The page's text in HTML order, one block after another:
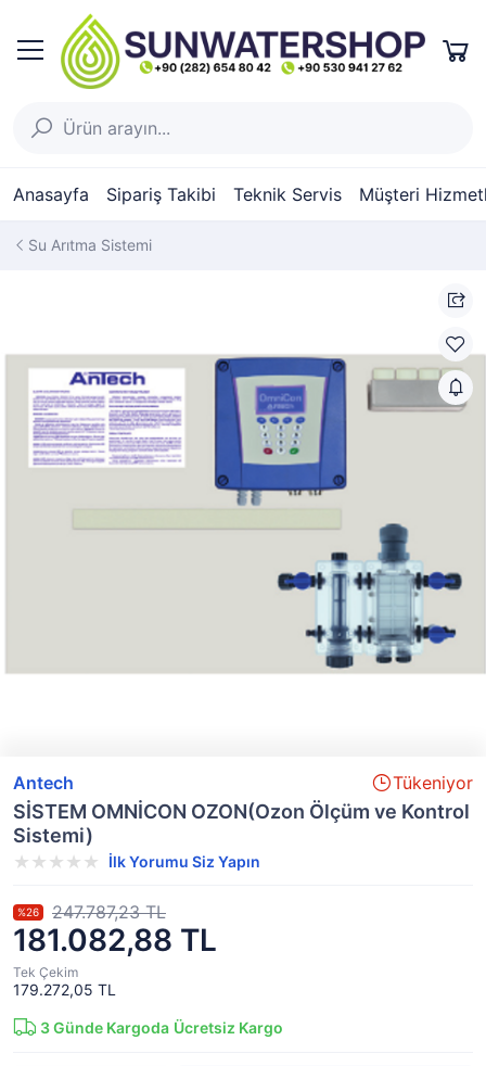
Anasayfa Sipariş Takibi Teknik Servis Müşteri
Su Arıtma Sistemi
Antech Tükeniyor
SİSTEM OMNİCON OZON(Ozon Ölçüm ve Kontrol
Sistemi)
İlk Yorumu Siz Yapın
181.082,88 TL
%26 247.787,23 TL
Tek Çekim
179.272,05 TL
3Günde Kargoda Ücretsiz Kargo